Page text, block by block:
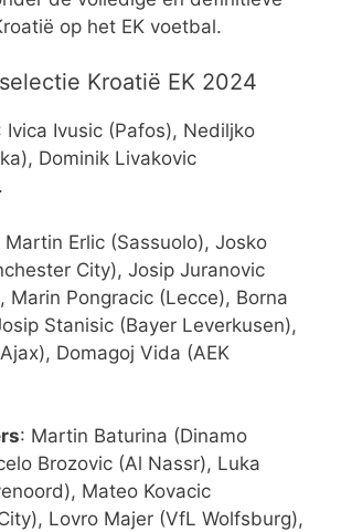
op het EK voetbal.
Kroatië EK 2024
Ivica Ivusic (Pafos), Nediljko
Dominik Livakovic
Martin Erlic (Sassuolo), Josko
City), Josip Juranovic
Marin Pongracic (Lecce), Borna
Stanisic (Bayer Leverkusen),
Domagoj Vida (AEK
: Martin Baturina (Dinamo
Brozovic (Al Nassr), Luka
Mateo Kovacic
Lovro Majer (VfL Wolfsburg),